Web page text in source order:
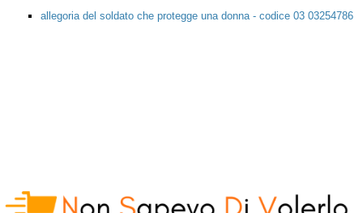
allegoria del soldato che protegge una donna - codice 03 03254786